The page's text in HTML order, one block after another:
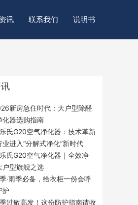
讯 联系我们 说明书
新房急住时代：大户型除醛
化器选购指南
氏G20空气净化器：技术革新
业进入“分解式净化”新时代
氏G20空气净化器｜全效净
户型旗舰之选
·雨季必备，给衣柜一份会呼
护
过敏高发！这份防护指南请收